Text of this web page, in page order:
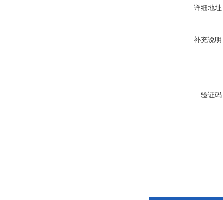
详细地址
补充说明
验证码